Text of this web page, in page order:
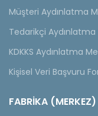
Müşteri Aydınlatma
Tedarikçi
KDKKS Aydınlatma
Kişisel Veri Başvuru
FABRİKA (MERKEZ)